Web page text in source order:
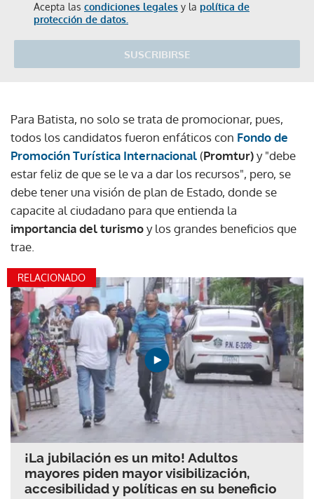
Acepta las condiciones legales y la política de
protección de datos.
SUSCRIBIRSE
Para Batista, no solo se trata de promocionar, pues,
todos los candidatos fueron enfáticos con Fondo de
Promoción Turística Internacional (Promtur)y "debe
estar feliz de que se le va a dar los recursos", pero, se
debe tener una visión de plan de Estado, donde se
capacite al ciudadano para que entienda la
importancia del turismoy los grandes beneficios que
trae.
RELACIONADO
¡La jubilación es un mito! Adultos
mayores piden mayor visibilización,
accesibilidad y políticas en su beneficio